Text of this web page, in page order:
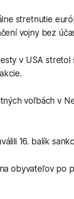
stretnutie
vojny bez
v USA stretol
voľbách v
16. balík
obyvateľov po